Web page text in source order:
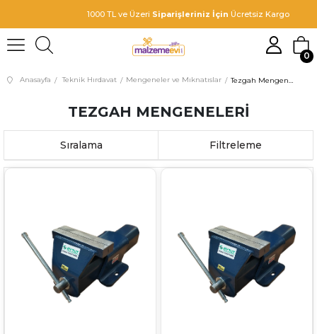
1000 TL ve ÜzeriSiparişleriniz İçinÜcretsiz Kargo
0
Anasayfa Teknik Hırdavat Mengeneler ve Mıknatıslar
TEZGAH MENGENELERI
Filtreleme
Sıralama